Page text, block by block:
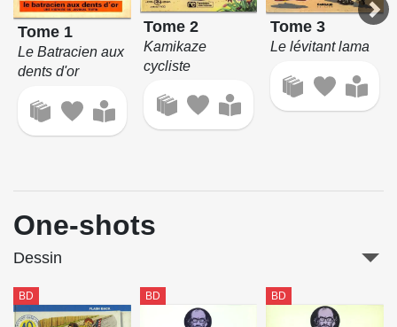
Tome 1
Le Batracien aux
dents d'or
Tome 2
Kamikaze
cycliste
Tome 3
Le lévitant lama
One-shots
Dessin
BD BD BD